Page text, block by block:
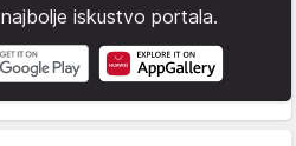
iskustvo portala.